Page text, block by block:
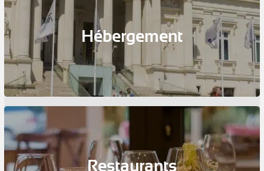
Hébergement
Restaurants